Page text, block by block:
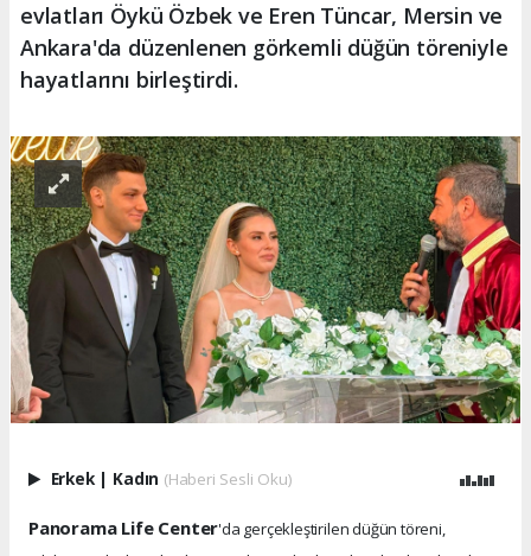
evlatları Öykü Özbek ve Eren Tüncar, Mersin ve
Ankara'da düzenlenen görkemli düğün töreniyle
hayatlarını birleştirdi.
Erkek | Kadın (Haberi Sesli Oku)
Panorama Life Center'da gerçekleştirilen düğün töreni,